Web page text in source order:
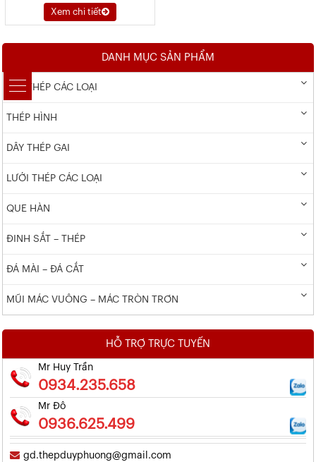
Xem chi tiết
DANH MỤC SẢN PHẨM
DÂY THÉP CÁC LOẠI
THÉP HÌNH
DÂY THÉP GAI
LƯỚI THÉP CÁC LOẠI
QUE HÀN
ĐINH SẮT – THÉP
ĐÁ MÀI – ĐÁ CẮT
MŨI MÁC VUÔNG – MÁC TRÒN TRƠN
HỖ TRỢ TRỰC TUYẾN
Mr Huy Trần
0934.235.658
Mr Đô
0936.625.499
gd.thepduyphuong@gmail.com